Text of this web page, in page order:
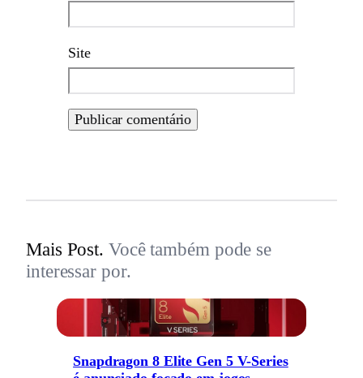
Site
Mais Post. Você também pode se
interessar por.
Snapdragon 8 Elite Gen 5 V-Series